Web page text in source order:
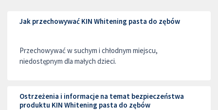
Jak przechowywać KIN Whitening pasta do zębów
Przechowywać w suchym i chłodnym miejscu,
niedostępnym dla małych dzieci.
Ostrzeżenia i informacje na temat bezpieczeństwa
produktu KIN Whitening pasta do zębów